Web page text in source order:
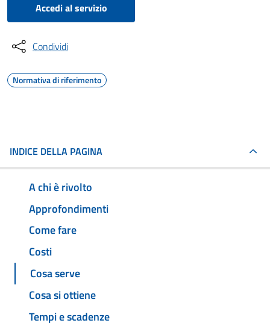
Accedi al servizio
Condividi
Normativa di riferimento
INDICE DELLA PAGINA
A chi è rivolto
Approfondimenti
Come fare
Costi
Cosa serve
Cosa si ottiene
Tempi e scadenze